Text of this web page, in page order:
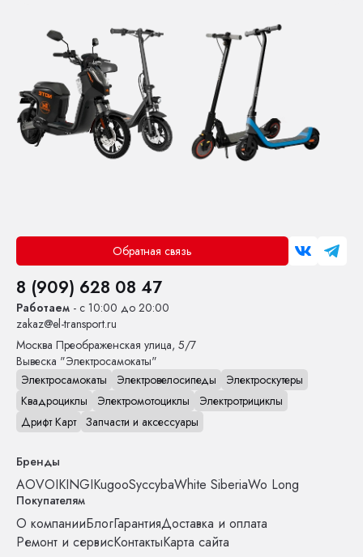
Обратная связь
8 (909) 628 08 47
Работаем - с 10:00 до 20:00
zakaz@el-transport.ru
Москва Преображенская улица, 5/7
Вывеска "Электросамокаты"
Электросамокаты
Электровелосипеды
Электроскутеры
Квадроциклы
Электромотоциклы
Электротрициклы
Дрифт Карт Запчасти и аксессуары
Бренды
AOVOIKINGIKugooSyccybaWhite SiberiaWo Long
Покупателям
О компанииБлогГарантияДоставка и оплата
Ремонт и сервисКонтактыКарта сайта